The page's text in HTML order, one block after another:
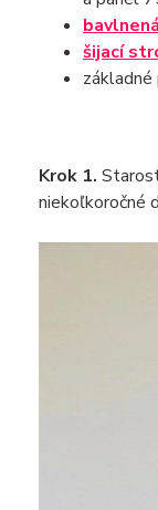
šijací
Krok 1.
niekoľkoročné